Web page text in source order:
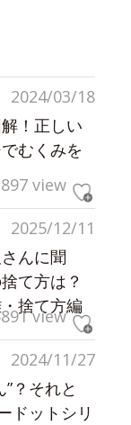
2024/03/18
！正しい
むくみを
view
2025/12/11
んに聞
て方は？
捨て方編
view
2024/11/27
？それと
ドットシリ